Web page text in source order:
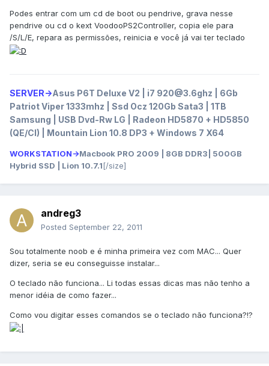
Podes entrar com um cd de boot ou pendrive, grava nesse
pendrive ou cd o kext VoodooPS2Controller, copia ele para
/S/L/E, repara as permissões, reinicia e você já vai ter teclado
SERVER->Asus P6T Deluxe V2 | i7 920@3.6ghz | 6Gb
Patriot Viper 1333mhz | Ssd Ocz 120Gb Sata3 | 1TB
Samsung | USB Dvd-Rw LG | Radeon HD5870 + HD5850
(QE/CI) | Mountain Lion 10.8 DP3 + Windows 7 X64
WORKSTATION->Macbook PRO 2009 | 8GB DDR3| 500GB
Hybrid SSD | Lion 10.7.1[/size]
andreg3
Posted September 22, 2011
Sou totalmente noob e é minha primeira vez com MAC... Quer
dizer, seria se eu conseguisse instalar...
O teclado não funciona... Li todas essas dicas mas não tenho a
menor idéia de como fazer...
Como vou digitar esses comandos se o teclado não funciona?!?